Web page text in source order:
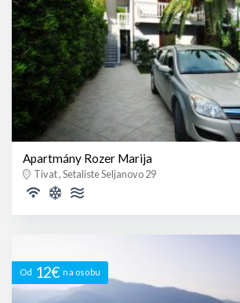
Apartmány Rozer Marija
Tivat , Setaliste Seljanovo 29
Od 12€ na osobu